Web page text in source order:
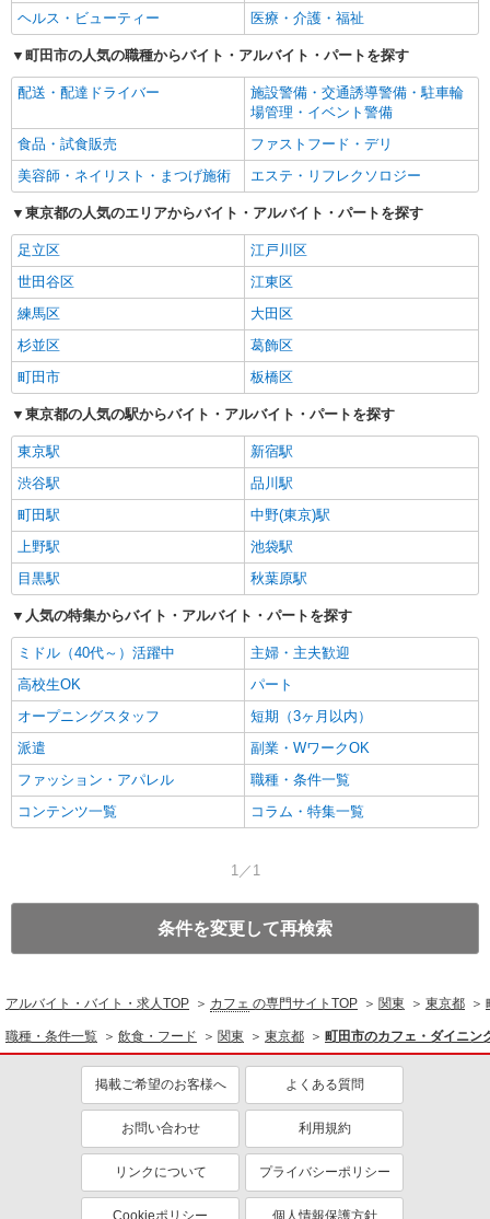
ヘルス・ビューティー
医療・介護・福祉
町田市の人気の職種からバイト・アルバイト・パートを探す
配送・配達ドライバー
施設警備・交通誘導警備・駐車輪
場管理・イベント警備
食品・試食販売
ファストフード・デリ
美容師・ネイリスト・まつげ施術
エステ・リフレクソロジー
東京都の人気のエリアからバイト・アルバイト・パートを探す
足立区
江戸川区
世田谷区
江東区
練馬区
大田区
杉並区
葛飾区
町田市
板橋区
東京都の人気の駅からバイト・アルバイト・パートを探す
東京駅
新宿駅
渋谷駅
品川駅
町田駅
中野(東京)駅
上野駅
池袋駅
目黒駅
秋葉原駅
人気の特集からバイト・アルバイト・パートを探す
ミドル（40代～）活躍中
主婦・主夫歓迎
高校生OK
パート
オープニングスタッフ
短期（3ヶ月以内）
派遣
副業・WワークOK
ファッション・アパレル
職種・条件一覧
コンテンツ一覧
コラム・特集一覧
1／1
条件を変更して再検索
アルバイト・バイト・求人TOP カフェ の専門サイトTOP 関東 東京都
職種・条件一覧 飲食・フード 関東 東京都 町田市のカフェ・ダイニン
掲載ご希望のお客様へ よくある質問
お問い合わせ 利用規約
リンクについて プライバシーポリシー
Cookieポリシー 個人情報保護方針